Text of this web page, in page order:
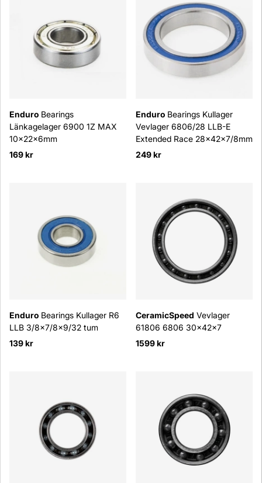
Enduro Bearings
Länkagelager 6900 1Z MAX
10x22x6mm
169 kr
Enduro Bearings Kullager
Vevlager 6806/28 LLB-E
Extended Race 28x42x7/8mm
249 kr
Enduro Bearings Kullager R6
LLB 3/8x7/8x9/32 tum
139 kr
CeramicSpeed Vevlager
61806 6806 30x42x7
1599 kr